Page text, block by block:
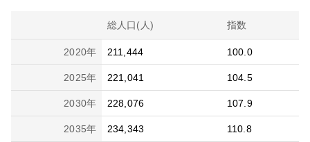
総人口(人) 指数
2020年 211,444 100.0
2025年 221,041 104.5
2030年 228,076 107.9
2035年 234,343 110.8